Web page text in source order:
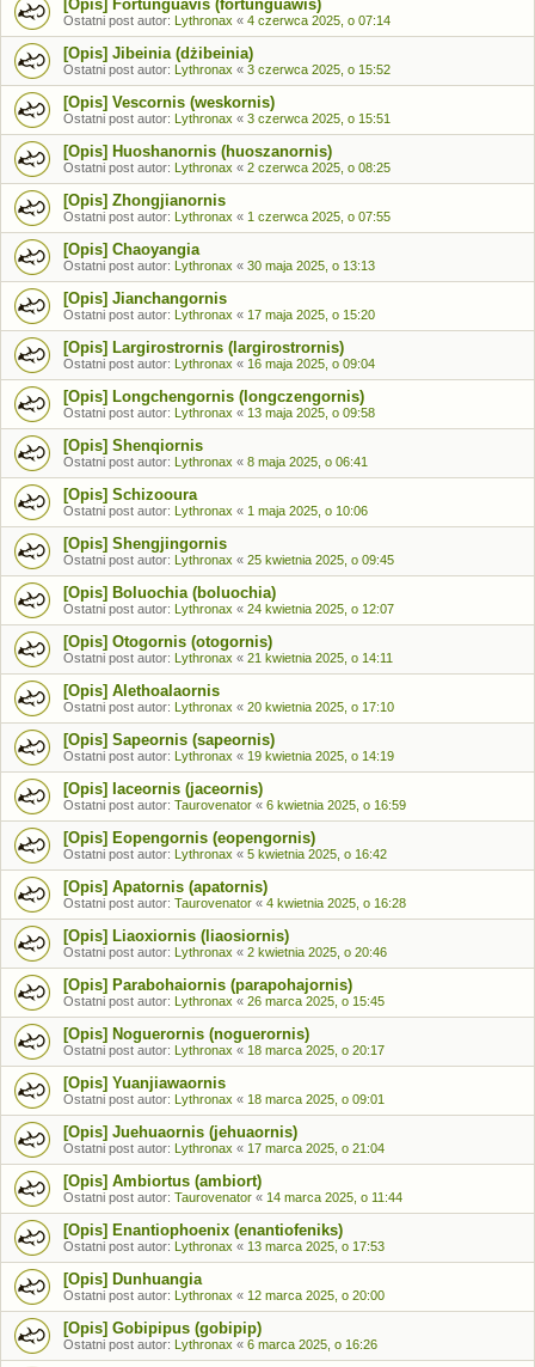
[Opis] Fortunguavis (fortunguawis)
Ostatni post autor: Lythronax « 4 czerwca 2025, o 07:14
[Opis] Jibeinia (dżibeinia)
Ostatni post autor: Lythronax « 3 czerwca 2025, o 15:52
[Opis] Vescornis (weskornis)
Ostatni post autor: Lythronax « 3 czerwca 2025, o 15:51
[Opis] Huoshanornis (huoszanornis)
Ostatni post autor: Lythronax « 2 czerwca 2025, o 08:25
[Opis] Zhongjianornis
Ostatni post autor: Lythronax « 1 czerwca 2025, o 07:55
[Opis] Chaoyangia
Ostatni post autor: Lythronax « 30 maja 2025, o 13:13
[Opis] Jianchangornis
Ostatni post autor: Lythronax « 17 maja 2025, o 15:20
[Opis] Largirostrornis (largirostrornis)
Ostatni post autor: Lythronax « 16 maja 2025, o 09:04
[Opis] Longchengornis (longczengornis)
Ostatni post autor: Lythronax « 13 maja 2025, o 09:58
[Opis] Shenqiornis
Ostatni post autor: Lythronax « 8 maja 2025, o 06:41
[Opis] Schizooura
Ostatni post autor: Lythronax « 1 maja 2025, o 10:06
[Opis] Shengjingornis
Ostatni post autor: Lythronax « 25 kwietnia 2025, o 09:45
[Opis] Boluochia (boluochia)
Ostatni post autor: Lythronax « 24 kwietnia 2025, o 12:07
[Opis] Otogornis (otogornis)
Ostatni post autor: Lythronax « 21 kwietnia 2025, o 14:11
[Opis] Alethoalaornis
Ostatni post autor: Lythronax « 20 kwietnia 2025, o 17:10
[Opis] Sapeornis (sapeornis)
Ostatni post autor: Lythronax « 19 kwietnia 2025, o 14:19
[Opis] Iaceornis (jaceornis)
Ostatni post autor: Taurovenator « 6 kwietnia 2025, o 16:59
[Opis] Eopengornis (eopengornis)
Ostatni post autor: Lythronax « 5 kwietnia 2025, o 16:42
[Opis] Apatornis (apatornis)
Ostatni post autor: Taurovenator « 4 kwietnia 2025, o 16:28
[Opis] Liaoxiornis (liaosiornis)
Ostatni post autor: Lythronax « 2 kwietnia 2025, o 20:46
[Opis] Parabohaiornis (parapohajornis)
Ostatni post autor: Lythronax « 26 marca 2025, o 15:45
[Opis] Noguerornis (noguerornis)
Ostatni post autor: Lythronax « 18 marca 2025, o 20:17
[Opis] Yuanjiawaornis
Ostatni post autor: Lythronax « 18 marca 2025, o 09:01
[Opis] Juehuaornis (jehuaornis)
Ostatni post autor: Lythronax « 17 marca 2025, o 21:04
[Opis] Ambiortus (ambiort)
Ostatni post autor: Taurovenator « 14 marca 2025, o 11:44
[Opis] Enantiophoenix (enantiofeniks)
Ostatni post autor: Lythronax « 13 marca 2025, o 17:53
[Opis] Dunhuangia
Ostatni post autor: Lythronax « 12 marca 2025, o 20:00
[Opis] Gobipipus (gobipip)
Ostatni post autor: Lythronax « 6 marca 2025, o 16:26